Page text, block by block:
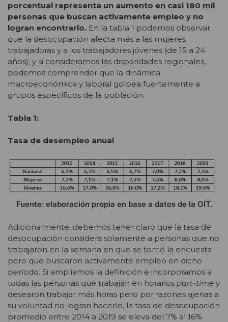
porcentual representa un aumento en casi 180 mil
personas que buscan activamente empleo y no
logran encontrarlo. En la tabla 1 podemos observar
que la desocupación afecta más a las mujeres
trabajadoras y a los trabajadores jóvenes (de 15 a 24
años); y si consideramos las disparidades regionales,
podemos comprender que la dinámica
macroeconómica y laboral golpea fuertemente a
grupos específicos de la población.
Tabla 1:
Tasa de desempleo anual
Fuente: elaboración propia en base a datos de la OIT.
Adicionalmente, debemos tener claro que la tasa de
desocupación considera solamente a personas que no
trabajaron en la semana en que se tomó la encuesta
pero que buscaron activamente empleo en dicho
período. Si ampliamos la definición e incorporamos a
todas las personas que trabajan en horarios part-time y
desearon trabajar más horas pero por razones ajenas a
su voluntad no logran hacerlo, la tasa de desocupación
promedio entre 2014 a 2019 se eleva del 7% al 16%.